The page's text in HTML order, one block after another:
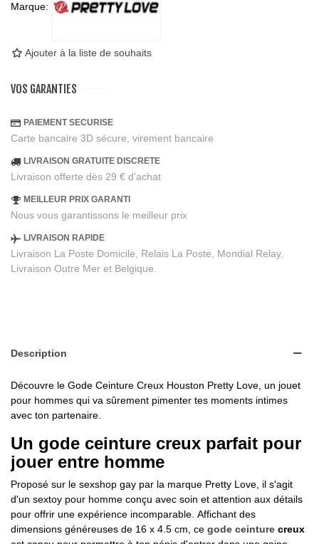
Marque:
Ajouter à la liste de souhaits
VOS GARANTIES
PAIEMENT SECURISE
Carte bancaire 3D sécure, virement bancaire
LIVRAISON GRATUITE DISCRETE
Livraison offerte dès 29 € d'achat
MEILLEUR PRIX GARANTI
Nous vous garantissons le meilleur prix
LIVRAISON RAPIDE
Livraison La Poste Domicile, Relais La Poste, Mondial Relay.
Livraison Outre Mer et Belgique.
Description
Découvre le Gode Ceinture Creux Houston Pretty Love, un jouet
pour hommes qui va sûrement pimenter tes moments intimes
avec ton partenaire.
Un gode ceinture creux parfait pour
jouer entre homme
Proposé sur le sexshop gay par la marque Pretty Love, il s'agit
d'un sextoy pour homme conçu avec soin et attention aux détails
pour offrir une expérience incomparable. Affichant des
dimensions généreuses de 16 x 4.5 cm, ce gode ceinture creux